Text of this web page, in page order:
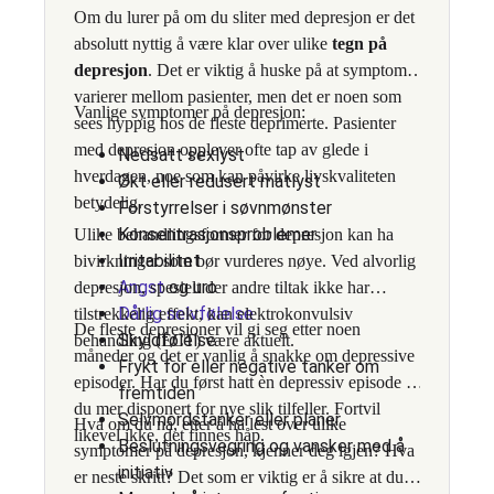
Om du lurer på om du sliter med depresjon er det
absolutt nyttig å være klar over ulike tegn på
depresjon. Det er viktig å huske på at symptomer
varierer mellom pasienter, men det er noen som
sees hyppig hos de fleste deprimerte. Pasienter
med depresjon opplever ofte tap av glede i
hverdagen, noe som kan påvirke livskvaliteten
betydelig.
Vanlige symptomer på depresjon:
Nedsatt sexlyst
Økt eller redusert matlyst
Forstyrrelser i søvnmønster
Konsentrasjonsproblemer
Irritabilitet
Angstog uro
Dårlig selvfølelse
Skyldfølelse
Frykt for eller negative tanker om
fremtiden
Selvmordstanker eller planer
Beslutningsvegring og vansker med å
initiativ
Ulike behandlingsformer for depresjon kan ha
bivirkninger som bør vurderes nøye. Ved alvorlig
depresjon, spesielt der andre tiltak ikke har
tilstrekkelig effekt, kan elektrokonvulsiv
behandling (ECT) være aktuelt.
De fleste depresjoner vil gi seg etter noen
måneder og det er vanlig å snakke om depressive
episoder. Har du først hatt èn depressiv episode er
du mer disponert for nye slik tilfeller. Fortvil
likevel ikke, det finnes håp.
Hva om du nå, etter å ha lest over ulike
symptomer på depresjon, kjenner deg igjen? Hva
er neste skritt? Det som er viktig er å sikre at du